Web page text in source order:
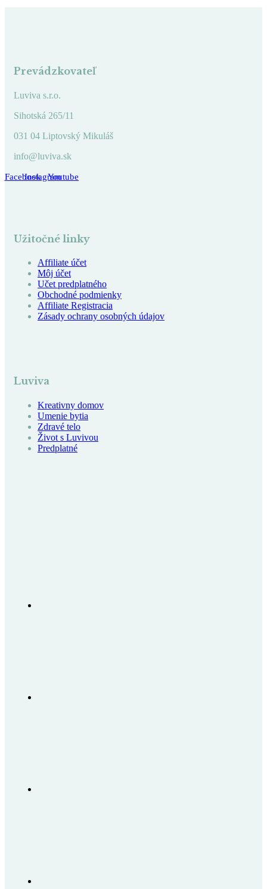
Prevádzkovateľ
Luviva s.r.o.
Sihotská 265/11
031 04 Liptovský Mikuláš
info@luviva.sk
FacebookInstagramYoutube
Užitočné linky
Affiliate účet
Môj účet
Učet predplatného
Obchodné podmienky
Affiliate Registracia
Zásady ochrany osobných údajov
Luviva
Kreativny domov
Umenie bytia
Zdravé telo
Život s Luvivou
Predplatné